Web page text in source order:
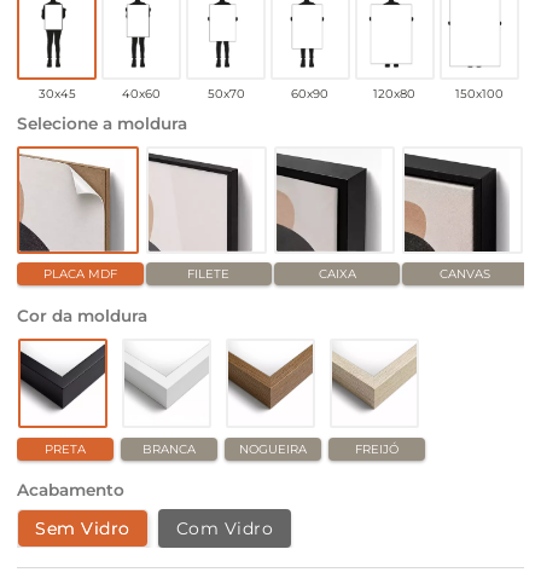
30x45 40x60 50x70 60x90 120x80 150x100
Selecione a moldura
PLACA MDF FILETE CAIXA CANVAS
Cor da moldura
PRETA BRANCA NOGUEIRA FREIJÓ
Acabamento
Sem Vidro Com Vidro